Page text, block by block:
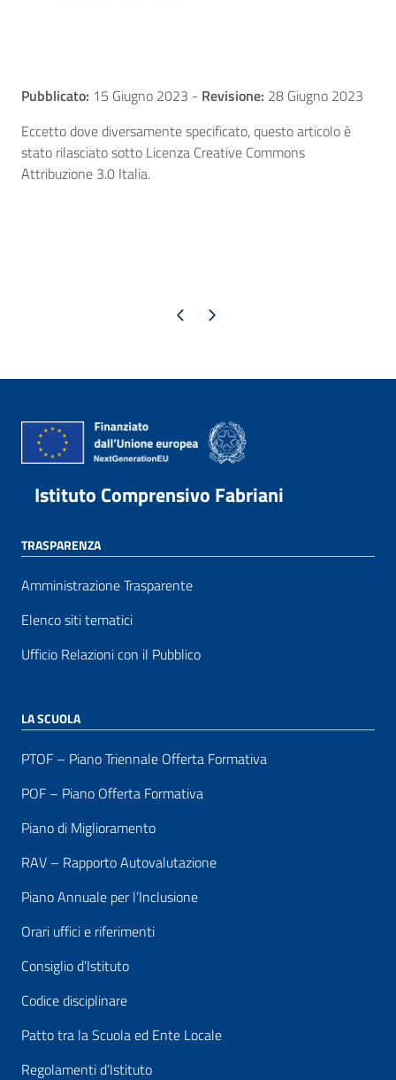
Pubblicato: 15 Giugno 2023 - Revisione: 28 Giugno 2023
Eccetto dove diversamente specificato, questo articolo è
stato rilasciato sotto Licenza Creative Commons
Attribuzione 3.0 Italia.
Pagina precedente
Pagina successiva
Istituto Comprensivo Fabriani
TRASPARENZA
Amministrazione Trasparente
Elenco siti tematici
Ufficio Relazioni con il Pubblico
LA SCUOLA
PTOF – Piano Triennale Offerta Formativa
POF – Piano Offerta Formativa
Piano di Miglioramento
RAV – Rapporto Autovalutazione
Piano Annuale per l’Inclusione
Orari uffici e riferimenti
Consiglio d’Istituto
Codice disciplinare
Patto tra la Scuola ed Ente Locale
Regolamenti d’Istituto